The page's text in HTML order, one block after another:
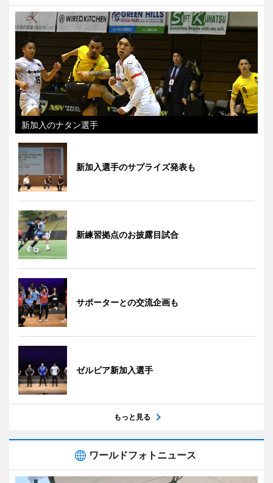
新加入のナタン選手
新加入選手のサプライズ発表も
新練習拠点のお披露目試合
サポーターとの交流企画も
ゼルビア新加入選手
もっと見る
ワールドフォトニュース